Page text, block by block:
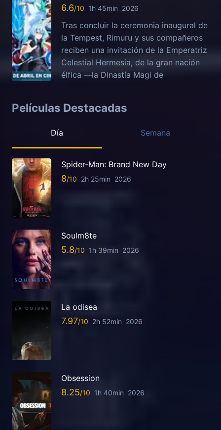
6.6 1h 45min 2026
Tras concluir la ceremonia inaugural de
la Tempest, Rimuru y sus compañeros
reciben una invitación de la Emperatriz
Celestial Hermesia, de la gran nación
élfica —la Dinastía Magi de
Películas Destacadas
Día Semana
Spider-Man: Brand New Day
8 2h 25min 2026
Soulm8te
5.8 1h 39min 2026
La odisea
7.97 2h 52min 2026
Obsession
8.25 1h 40min 2026